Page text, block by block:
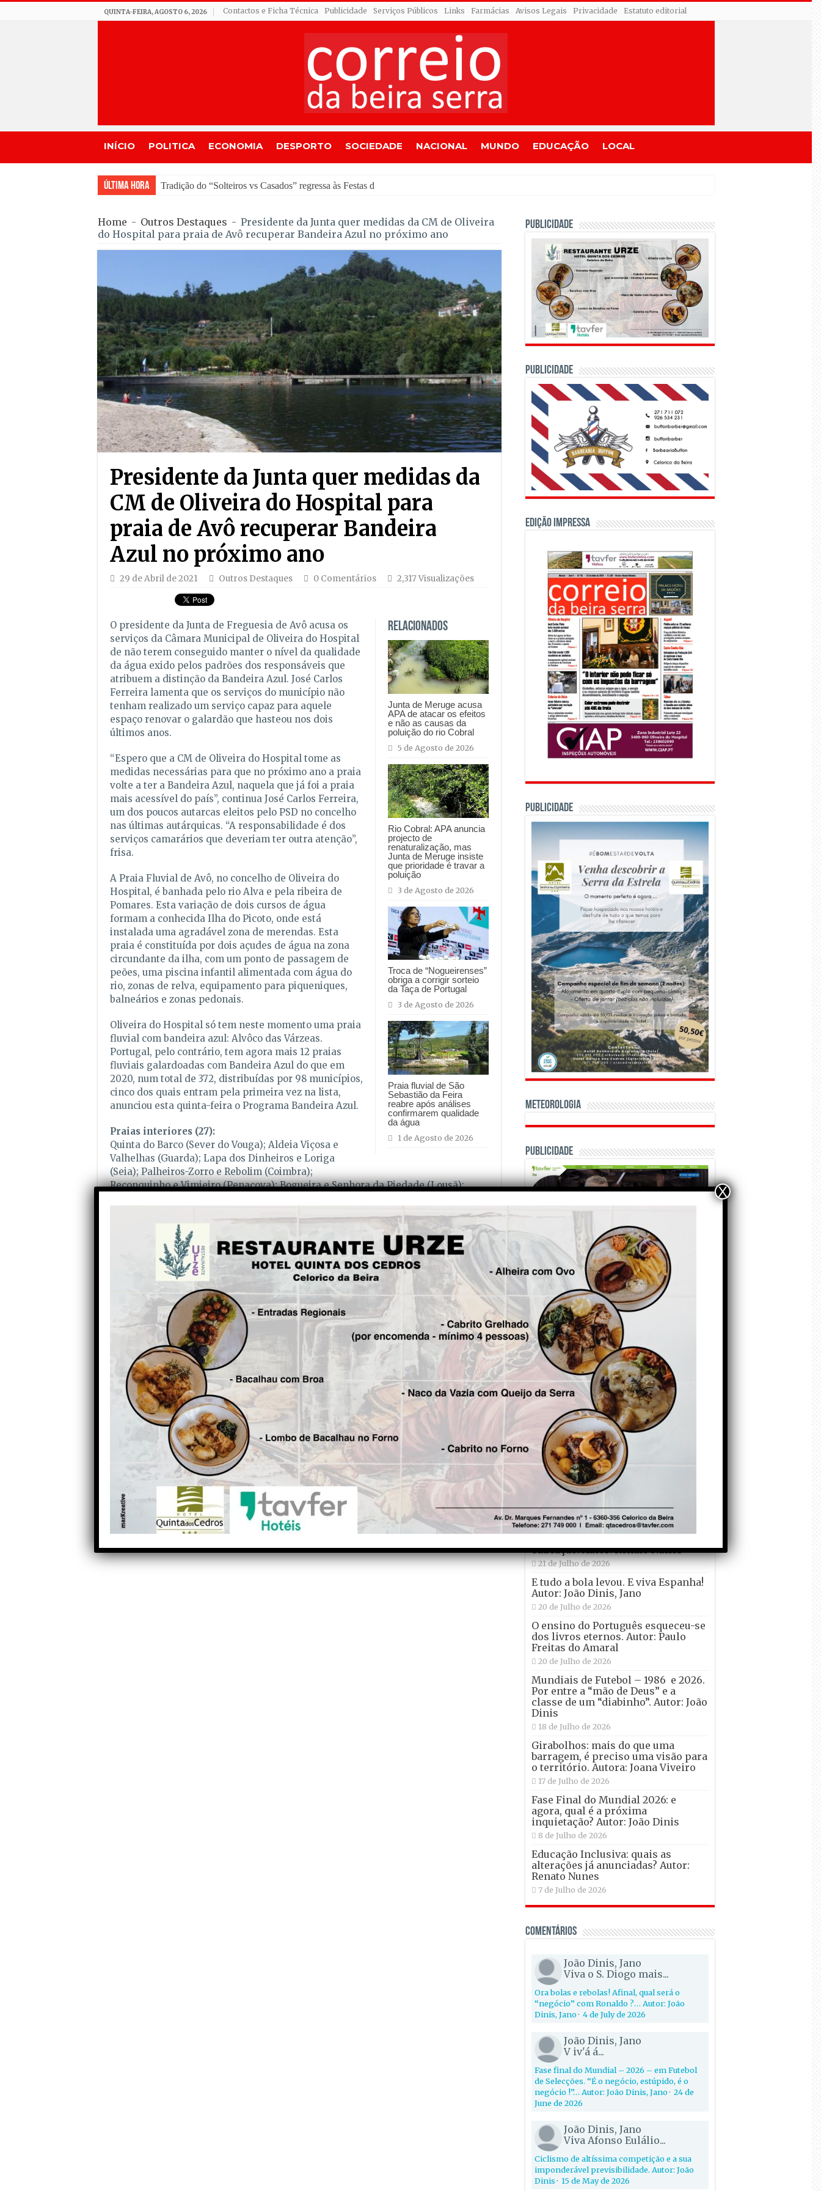
QUINTA-FEIRA, AGOSTO 6, 2026 Contactos e Ficha Técnica Publicidade Serviços Públicos Links Farmácias Avisos Legais Privacidade Estatuto editorial
INÍCIO POLITICA ECONOMIA DESPORTO SOCIEDADE NACIONAL MUNDO EDUCAÇÃO LOCAL
Última Hora Tradição do “Solteiros vs Casados” regressa às Festas de Lagares da Beira
Home - Outros Destaques - Presidente da Junta quer medidas da CM de Oliveira
do Hospital para praia de Avô recuperar Bandeira Azul no próximo ano
Presidente da Junta quer medidas da
CM de Oliveira do Hospital para
praia de Avô recuperar Bandeira
Azul no próximo ano
29 de Abril de 2021 Outros Destaques 0 Comentários 2,317 Visualizações
Relacionados
Junta de Meruge acusa
APA de atacar os efeitos
e não as causas da
poluição do rio Cobral
5 de Agosto de 2026
Rio Cobral: APA anuncia
projecto de
renaturalização, mas
Junta de Meruge insiste
que prioridade é travar a
poluição
3 de Agosto de 2026
Troca de “Nogueirenses”
obriga a corrigir sorteio
da Taça de Portugal
3 de Agosto de 2026
Praia fluvial de São
Sebastião da Feira
reabre após análises
confirmarem qualidade
da água
1 de Agosto de 2026
O presidente da Junta de Freguesia de Avô acusa os
serviços da Câmara Municipal de Oliveira do Hospital
de não terem conseguido manter o nível da qualidade
da água exido pelos padrões dos responsáveis que
atribuem a distinção da Bandeira Azul. José Carlos
Ferreira lamenta que os serviços do município não
tenham realizado um serviço capaz para aquele
espaço renovar o galardão que hasteou nos dois
últimos anos.
“Espero que a CM de Oliveira do Hospital tome as
medidas necessárias para que no próximo ano a praia
volte a ter a Bandeira Azul, naquela que já foi a praia
mais acessível do país”, continua José Carlos Ferreira,
um dos poucos autarcas eleitos pelo PSD no concelho
nas últimas autárquicas. “A responsabilidade é dos
serviços camarários que deveriam ter outra atenção”,
frisa.
A Praia Fluvial de Avô, no concelho de Oliveira do
Hospital, é banhada pelo rio Alva e pela ribeira de
Pomares. Esta variação de dois cursos de água
formam a conhecida Ilha do Picoto, onde está
instalada uma agradável zona de merendas. Esta
praia é constituída por dois açudes de água na zona
circundante da ilha, com um ponto de passagem de
peões, uma piscina infantil alimentada com água do
rio, zonas de relva, equipamento para piqueniques,
balneários e zonas pedonais.
Oliveira do Hospital só tem neste momento uma praia
fluvial com bandeira azul: Alvôco das Várzeas.
Portugal, pelo contrário, tem agora mais 12 praias
fluviais galardoadas com Bandeira Azul do que em
2020, num total de 372, distribuídas por 98 municípios,
cinco dos quais entram pela primeira vez na lista,
anunciou esta quinta-feira o Programa Bandeira Azul.
Praias interiores (27):
Quinta do Barco (Sever do Vouga); Aldeia Viçosa e
Valhelhas (Guarda); Lapa dos Dinheiros e Loriga
(Seia); Palheiros-Zorro e Rebolim (Coimbra);
Reconquinho e Vimieiro (Penacova); Bogueira e Senhora da Piedade (Lousã);
Alvôco das Várzeas (Oliveira do Hospital); Louçainha (Penela); Janeiro de Baixo,
Pessegueiro e Santa Luzia (Pampilhosa da Serra); Açude do Pinto (Oleiros);
Agroal (Ourém); Bostelim (Vila de Rei); Carvoeiro (Mação); Aldeia do Mato e
Fontes (Abrantes).
Foto: Aldeias do Xisto
Partilhe com os seus amigos nas redes sociais!
Anterior
Aldeia Viçosa (Guarda) vai
voltar a hastear a Bandeira
Azul e (Oliveira do Hospital)
Alvôco das Várzeas mantém
distinção e Avô cai
Seg.
Maior ponte pedonal
suspensa do mundo fica em
Arouca e abre segunda-feira
ao público em geral
PUBLICIDADE
PUBLICIDADE
Edição Impressa
PUBLICIDADE
Meteorologia
Publicidade
OPINIÃO E CRÓNICAS
A marca Sporting em todo o mundo
está a crescer atrás de Ronaldo.
Autor: Paulo Freitas do Amaral
5 de Agosto de 2026
Falso crescimento… Autor: Nuno
Pereira
1 de Agosto de 2026
Tadei Pogacar vence o
“Tour” – A “Volta a
França em Bicicleta”
pela quinta vez! Autor:
João Dinis
27 de Julho de 2026
Condecorem o Primeiro ! – que ele
não quer ir de férias! Autor: Carlos
Martelo
24 de Julho de 2026
educação. Autor: Renato Nunes
21 de Julho de 2026
E tudo a bola levou. E viva Espanha!
Autor: João Dinis, Jano
20 de Julho de 2026
O ensino do Português esqueceu-se
dos livros eternos. Autor: Paulo
Freitas do Amaral
20 de Julho de 2026
Mundiais de Futebol – 1986 e 2026.
Por entre a “mão de Deus” e a
classe de um “diabinho”. Autor: João
Dinis
18 de Julho de 2026
Girabolhos: mais do que uma
barragem, é preciso uma visão para
o território. Autora: Joana Viveiro
17 de Julho de 2026
Fase Final do Mundial 2026: e
agora, qual é a próxima
inquietação? Autor: João Dinis
8 de Julho de 2026
Educação Inclusiva: quais as
alterações já anunciadas? Autor:
Renato Nunes
7 de Julho de 2026
Comentários
João Dinis, Jano
Viva o S. Diogo mais...
Ora bolas e rebolas! Afinal, qual será o
“negócio” com Ronaldo ?… Autor: João
Dinis, Jano· 4 de July de 2026
João Dinis, Jano
V iv'á á...
Fase final do Mundial – 2026 – em Futebol
de Selecções. “É o negócio, estúpido, é o
negócio !”… Autor: João Dinis, Jano· 24 de
June de 2026
João Dinis, Jano
Viva Afonso Eulálio...
Ciclismo de altíssima competição e a sua
imponderável previsibilidade. Autor: João
Dinis· 15 de May de 2026
X